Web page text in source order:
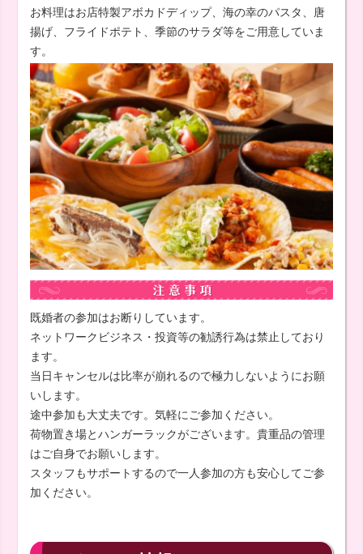
お料理はお店特製アボカドディップ、海の幸のパスタ、唐
揚げ、フライドポテト、季節のサラダ等をご用意していま
す。
既婚者の参加はお断りしています。
ネットワークビジネス・投資等の勧誘行為は禁止しており
ます。
当日キャンセルは比率が崩れるので極力しないようにお願
いします。
途中参加も大丈夫です。気軽にご参加ください。
荷物置き場とハンガーラックがございます。貴重品の管理
はご自身でお願いします。
スタッフもサポートするので一人参加の方も安心してご参
加ください。